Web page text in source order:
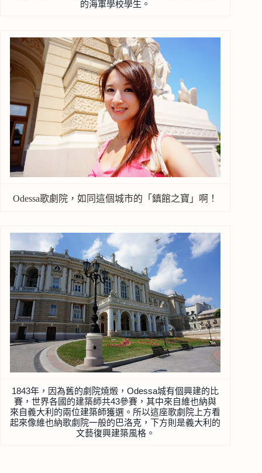
的海軍學校學生。
Odessa歌劇院，如同這個城市的「鎮館之寶」啊！
1843年，因為舊的劇院燒燬，Odessa城有個興建的比
賽，世界各國的建築師共43參賽，其中來自維也納與
來自義大利的兩位建築師獲選。所以這座歌劇院上方看
起來像維也納歌劇院一般的巴洛克，下方則是義大利的
文藝復興建築風格。